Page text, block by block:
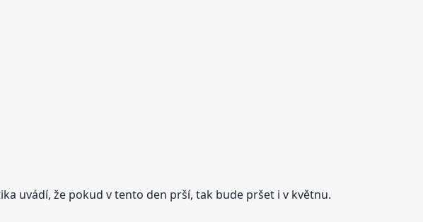
uvádí, že pokud v tento den prší, tak bude pršet i v květnu.